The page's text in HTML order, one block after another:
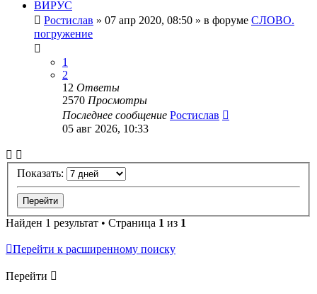
ВИРУС
Ростислав » 07 апр 2020, 08:50 » в форуме СЛОВО.
погружение
1
2
12 Ответы
2570 Просмотры
Последнее сообщение Ростислав
05 авг 2026, 10:33
Показать:
Найден 1 результат • Страница 1 из 1
Перейти к расширенному поиску
Перейти